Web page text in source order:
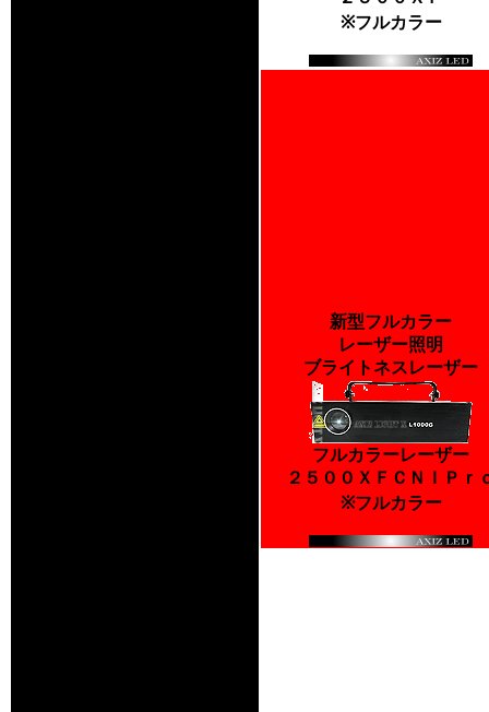
※フルカラー
新型フルカラー
レーザー照明
ブライトネスレーザー
フルカラーレーザー
２５００ＸＦＣＮＩＰｒ
※フルカラー